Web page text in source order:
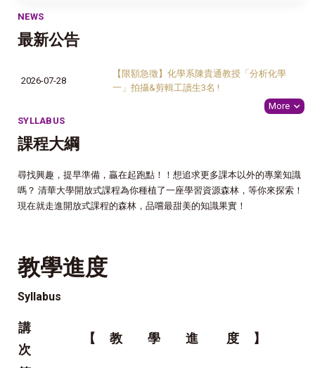
NEWS
最新公告
2026-07-28
【限額急徵】化學系陳貴通教授「分析化學
一」拍攝&剪輯工讀生3名 !
More
SYLLABUS
課程大綱
尋找興趣，提早準備，贏在起跑點！！想追求更多課本以外的專業知識
嗎？ 清華大學開放式課程為你種植了一座學習資源森林，等你來探索！
現在就走進開放式課程的森林，品嚐最甜美的知識果實！
教學進度
Syllabus
講
次
【 教 學 進 度 】